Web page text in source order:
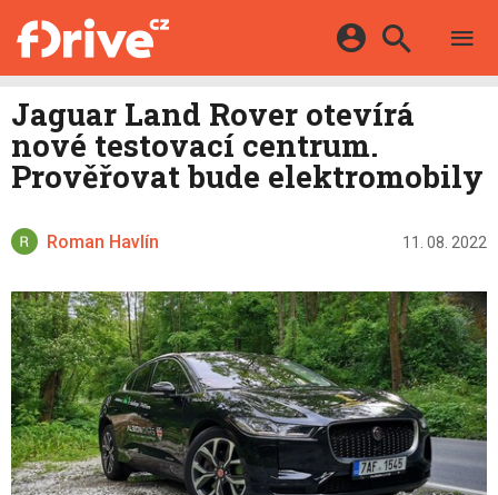
KATALOG
MAPA STANIC
DALŠÍ
HYBRIDY
E-MOTORSPORT
OSTATNÍ
Facebook Google
Jaguar Land Rover otevírá
nové testovací centrum.
Prověřovat bude elektromobily
Roman Havlín 11. 08. 2022